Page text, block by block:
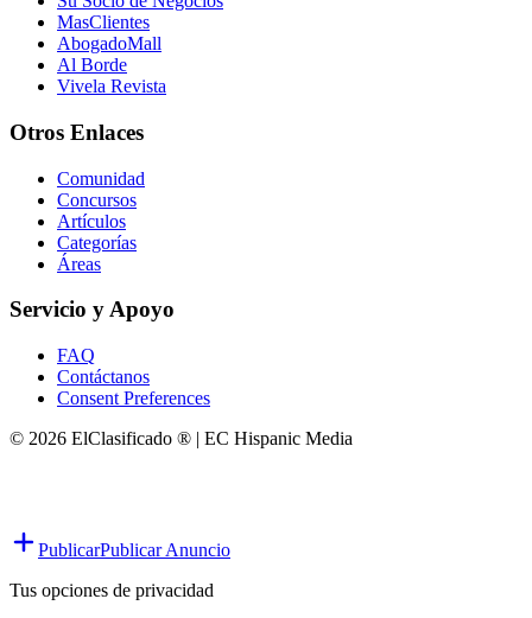
MasClientes
AbogadoMall
Al Borde
Vivela Revista
Otros Enlaces
Comunidad
Concursos
Artículos
Categorías
Áreas
Servicio y Apoyo
FAQ
Contáctanos
Consent Preferences
© 2026 ElClasificado ® | EC Hispanic Media
PublicarPublicar Anuncio
Tus opciones de privacidad